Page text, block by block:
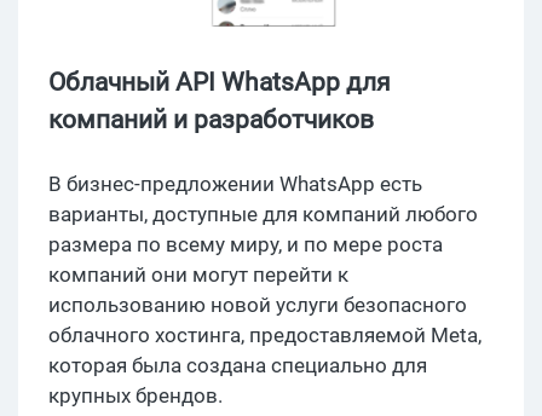
Облачный API WhatsApp для
компаний и разработчиков
В бизнес-предложении WhatsApp есть
варианты, доступные для компаний любого
размера по всему миру, и по мере роста
компаний они могут перейти к
использованию новой услуги безопасного
облачного хостинга, предоставляемой Meta,
которая была создана специально для
крупных брендов.